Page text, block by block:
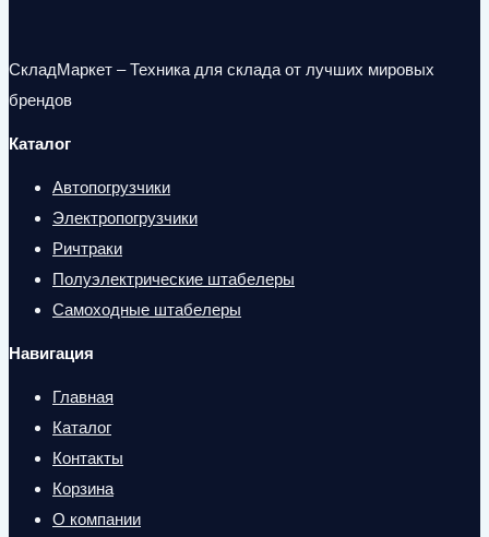
СкладМаркет – Техника для склада от лучших мировых
брендов
Каталог
Автопогрузчики
Электропогрузчики
Ричтраки
Полуэлектрические штабелеры
Самоходные штабелеры
Навигация
Главная
Каталог
Контакты
Корзина
О компании